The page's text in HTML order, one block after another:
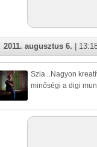
2011. augusztus 6. |
Szia...Nagyon
minőségi a digi